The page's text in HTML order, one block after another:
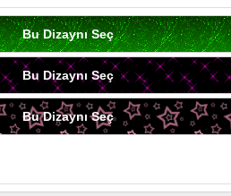
Bu Dizaynı Seç
Bu Dizaynı Seç
Bu Dizaynı Seç